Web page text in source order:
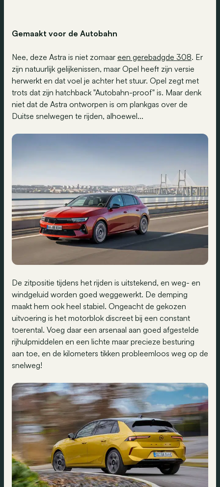
Gemaakt voor de Autobahn
Nee, deze Astra is niet zomaar een gerebadgde 308. Er
zijn natuurlijk gelijkenissen, maar Opel heeft zijn versie
herwerkt en dat voel je achter het stuur. Opel zegt met
trots dat zijn hatchback "Autobahn-proof" is. Maar denk
niet dat de Astra ontworpen is om plankgas over de
Duitse snelwegen te rijden, alhoewel...
De zitpositie tijdens het rijden is uitstekend, en weg- en
windgeluid worden goed weggewerkt. De demping
maakt hem ook heel stabiel. Ongeacht de gekozen
uitvoering is het motorblok discreet bij een constant
toerental. Voeg daar een arsenaal aan goed afgestelde
rijhulpmiddelen en een lichte maar precieze besturing
aan toe, en de kilometers tikken probleemloos weg op de
snelweg!